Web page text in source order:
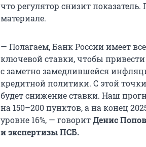
что регулятор снизит
материале.
— Полагаем, Банк России имеет
ключевой ставки, чтобы
с заметно замедлившейся
кредитной политики. С этой
будет снижение ставки. Наш
на 150–200 пунктов, а на конец
уровне 16%, — говоритДенис
и экспертизы ПСБ.